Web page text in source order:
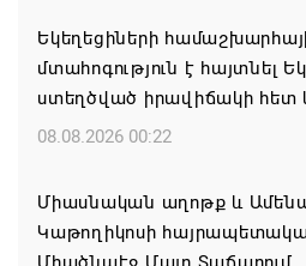
Եկեղեցիների
մտահոգություն է հայտնել
ստեղծված իրավիճակի
08.08.2026 00:22
Միասնական աղոթք և
Կաթողիկոսի